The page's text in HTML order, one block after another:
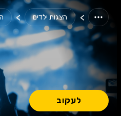
> הצגות ילדים >
לעקוב